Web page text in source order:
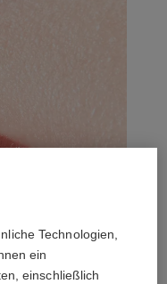
Technologien,
ein
einschließlich